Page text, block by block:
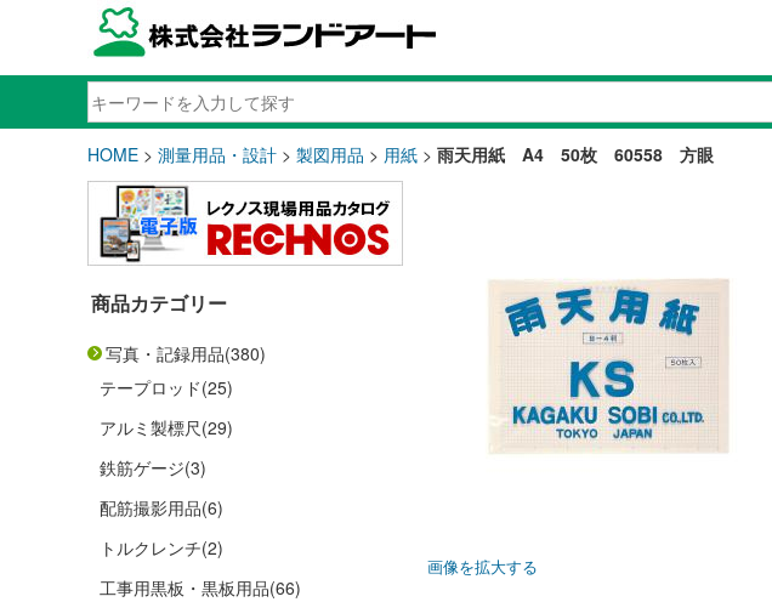
HOME > 測量用品・設計 > 製図用品 > 用紙 > 雨天用紙 A4 50枚 60558 方眼
商品カテゴリー
写真・記録用品(380)
テープロッド(25)
アルミ製標尺(29)
鉄筋ゲージ(3)
配筋撮影用品(6)
トルクレンチ(2)
工事用黒板・黒板用品(66)
画像を拡大する